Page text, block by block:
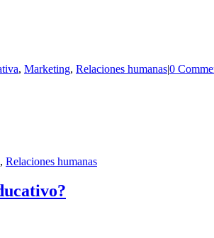
, Marketing, Relaciones humanas|0
, Relaciones humanas